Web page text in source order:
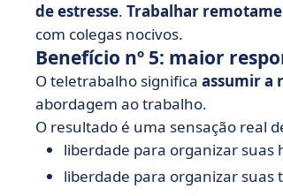
de estresse. Trabalhar
com colegas nocivos.
Benefício nº 5: maior
O teletrabalho significa assumir a
abordagem ao trabalho.
O resultado é uma sensação real
liberdade para organizar suas
liberdade para organizar suas